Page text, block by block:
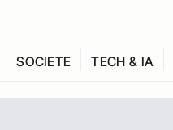
SOCIETE TECH & IA